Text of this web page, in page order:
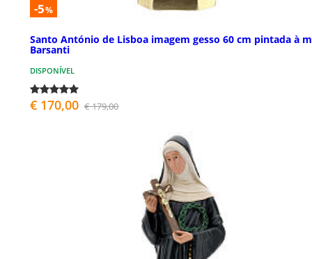
-5%
Santo António de Lisboa imagem gesso 60 cm pintada à
Barsanti
DISPONÍVEL
€ 170,00 € 179,00